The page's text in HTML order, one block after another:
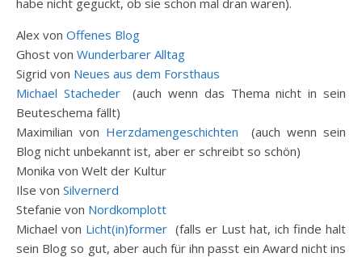
habe nicht geguckt, ob sie schon mal dran waren).
Alex von Offenes Blog
Ghost von Wunderbarer Alltag
Sigrid von Neues aus dem Forsthaus
Michael Stacheder(auch wenn das Thema nicht in sein
Beuteschema fällt)
Maximilian von Herzdamengeschichten (auch wenn sein
Blog nicht unbekannt ist, aber er schreibt so schön)
Monika von Welt der Kultur
Ilse von Silvernerd
Stefanie von Nordkomplott
Michael von Licht(in)former (falls er Lust hat, ich finde halt
sein Blog so gut, aber auch für ihn passt ein Award nicht ins